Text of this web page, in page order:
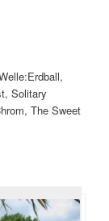
Solitary
The Sweet